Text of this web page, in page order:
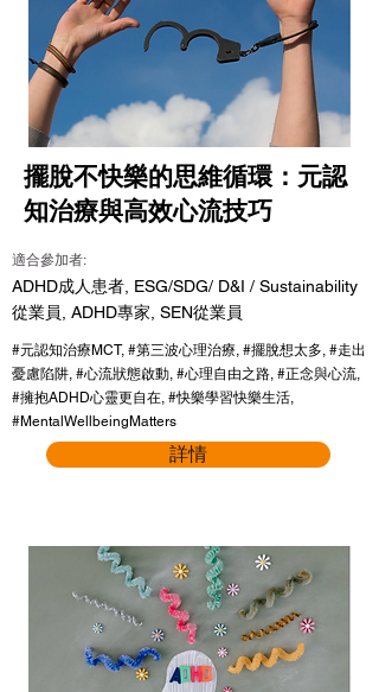
擺脫不快樂的思維循環：元認
知治療與高效心流技巧
適合參加者:
ADHD成人患者, ESG/SDG/ D&I / Sustainability
從業員, ADHD專家, SEN從業員
#元認知治療MCT, #第三波心理治療, #擺脫想太多, #走出
憂慮陷阱, #心流狀態啟動, #心理自由之路, #正念與心流,
#擁抱ADHD心靈更自在, #快樂學習快樂生活,
#MentalWellbeingMatters
詳情